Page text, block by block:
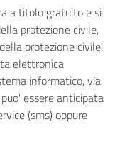
a titolo gratuito e si
protezione civile,
protezione civile.
elettronica
informatico, via
essere anticipata
(sms) oppure